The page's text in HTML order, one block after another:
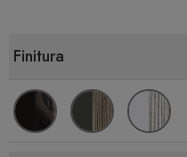
Finitura